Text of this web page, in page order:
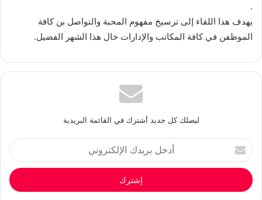
.
يهدف هذا اللقاء إلى ترسيخ مفهوم المحبة والتواصل بن كافة
الموظفن في كافة المكاتب والإدارات خال هذا الشهر الفضيل.
ليصلك كل جديد أشترك في القائمة البريدية
أدخل
بريدك
الإلكتروني